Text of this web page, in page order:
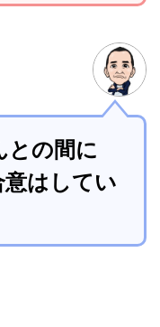
との間に
はしてい